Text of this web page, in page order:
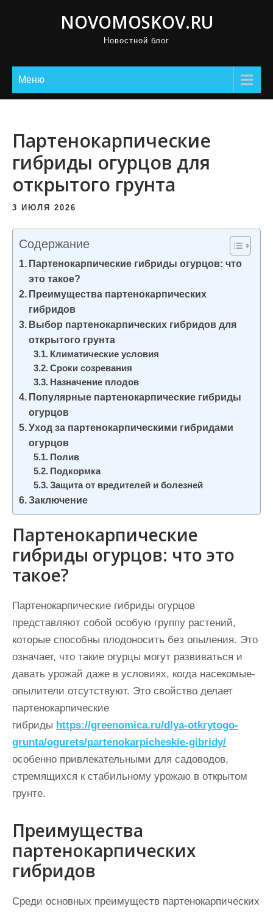
NOVOMOSKOV.RU
Новостной блог
Меню
Партенокарпические
гибриды огурцов для
открытого грунта
3 ИЮЛЯ 2026
Содержание
Партенокарпические гибриды огурцов: что
это такое?
Преимущества партенокарпических
гибридов
Выбор партенокарпических гибридов для
открытого грунта
Климатические условия
Сроки созревания
Назначение плодов
Популярные партенокарпические гибриды
огурцов
Уход за партенокарпическими гибридами
огурцов
Полив
Подкормка
Защита от вредителей и болезней
Заключение
Партенокарпические
гибриды огурцов: что это
такое?
Партенокарпические гибриды огурцов
представляют собой особую группу растений,
которые способны плодоносить без опыления. Это
означает, что такие огурцы могут развиваться и
давать урожай даже в условиях, когда насекомые-
опылители отсутствуют. Это свойство делает
партенокарпические
гибриды https://greenomica.ru/dlya-otkrytogo-
grunta/ogurets/partenokarpicheskie-gibridy/
особенно привлекательными для садоводов,
стремящихся к стабильному урожаю в открытом
грунте.
Преимущества
партенокарпических
гибридов
Среди основных преимуществ партенокарпических